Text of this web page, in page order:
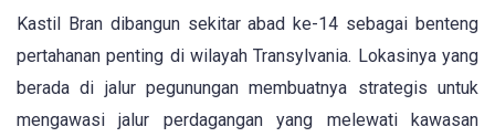
Kastil Bran dibangun sekitar abad ke-14 sebagai benteng
pertahanan penting di wilayah Transylvania. Lokasinya yang
berada di jalur pegunungan membuatnya strategis untuk
mengawasi jalur perdagangan yang melewati kawasan